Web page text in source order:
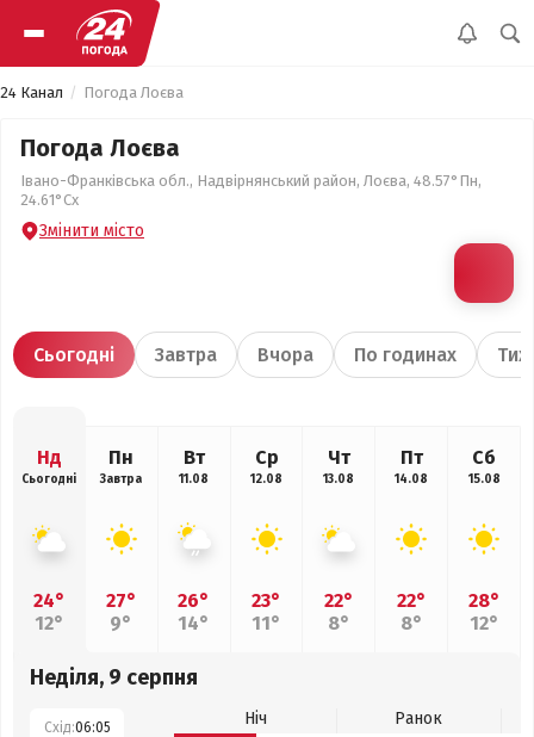
24 Канал Погода Лоєва
Погода Лоєва
Івано-Франківська обл., Надвірнянський район, Лоєва, 48.57°Пн,
24.61°Сх
Змінити місто
Сьогодні Завтра Вчора По годинах
Нд
Сьогодні
24°
12°
Пн
Завтра
27°
9°
Вт
11.08
26°
14°
Ср
12.08
23°
11°
Чт
13.08
22°
8°
Пт
14.08
22°
8°
Сб
15.08
28°
12°
Неділя, 9 серпня
Схід:06:05 Ніч
Ранок